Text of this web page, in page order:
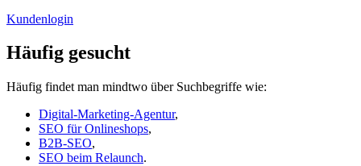
Kundenlogin
Häufig gesucht
Häufig findet man mindtwo über Suchbegriffe wie:
Digital-Marketing-Agentur,
SEO für Onlineshops,
B2B-SEO,
SEO beim Relaunch.